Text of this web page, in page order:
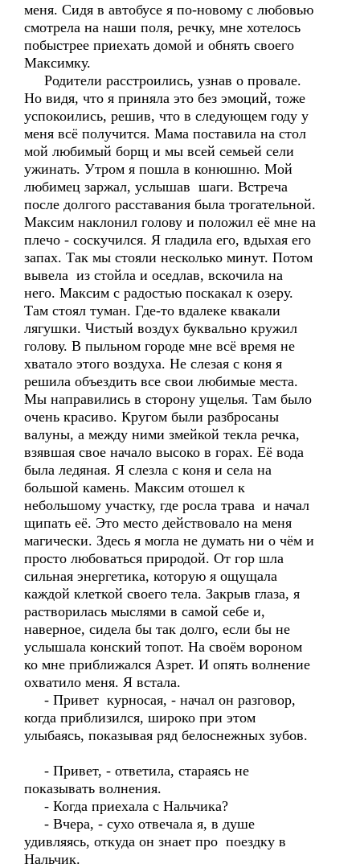
меня. Сидя в автобусе я по-новому с любовью
смотрела на наши поля, речку, мне хотелось
побыстрее приехать домой и обнять своего
Максимку.
Родители расстроились, узнав о провале.
Но видя, что я приняла это без эмоций, тоже
успокоились, решив, что в следующем году у
меня всё получится. Мама поставила на стол
мой любимый борщ и мы всей семьей сели
ужинать. Утром я пошла в конюшню. Мой
любимец заржал, услышав шаги. Встреча
после долгого расставания была трогательной.
Максим наклонил голову и положил её мне на
плечо - соскучился. Я гладила его, вдыхая его
запах. Так мы стояли несколько минут. Потом
вывела из стойла и оседлав, вскочила на
него. Максим с радостью поскакал к озеру.
Там стоял туман. Где-то вдалеке квакали
лягушки. Чистый воздух буквально кружил
голову. В пыльном городе мне всё время не
хватало этого воздуха. Не слезая с коня я
решила объездить все свои любимые места.
Мы направились в сторону ущелья. Там было
очень красиво. Кругом были разбросаны
валуны, а между ними змейкой текла речка,
взявшая свое начало высоко в горах. Её вода
была ледяная. Я слезла с коня и села на
большой камень. Максим отошел к
небольшому участку, где росла трава и начал
щипать её. Это место действовало на меня
магически. Здесь я могла не думать ни о чём и
просто любоваться природой. От гор шла
сильная энергетика, которую я ощущала
каждой клеткой своего тела. Закрыв глаза, я
растворилась мыслями в самой себе и,
наверное, сидела бы так долго, если бы не
услышала конский топот. На своём вороном
ко мне приближался Азрет. И опять волнение
охватило меня. Я встала.
- Привет курносая, - начал он разговор,
когда приблизился, широко при этом
улыбаясь, показывая ряд белоснежных зубов.
- Привет, - ответила, стараясь не
показывать волнения.
- Когда приехала с Нальчика?
- Вчера, - сухо отвечала я, в душе
удивляясь, откуда он знает про поездку в
Нальчик.